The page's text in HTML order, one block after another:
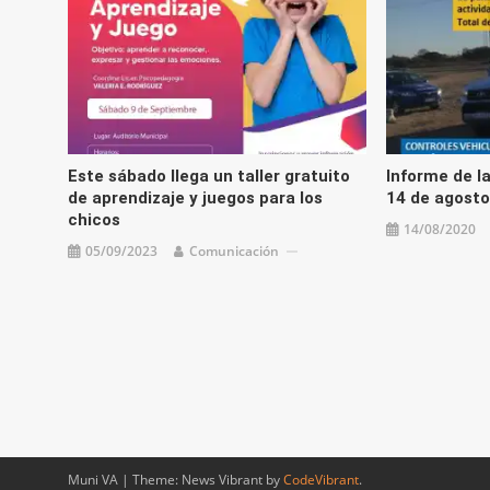
Este sábado llega un taller gratuito
de aprendizaje y juegos para los
chicos
05/09/2023 Comunicación
Informe de
14 de
14/08/2020
Muni VA | Theme: News Vibrant byCodeVibrant.